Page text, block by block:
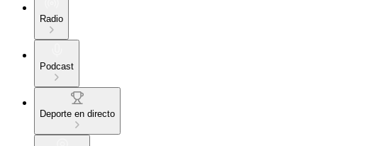
Radio
Podcast
Deporte en directo